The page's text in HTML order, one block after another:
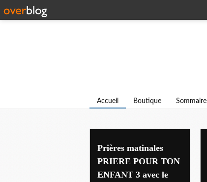
Accueil Boutique Sommaire
Prières matinales
PRIERE POUR TON
ENFANT 3 avec le